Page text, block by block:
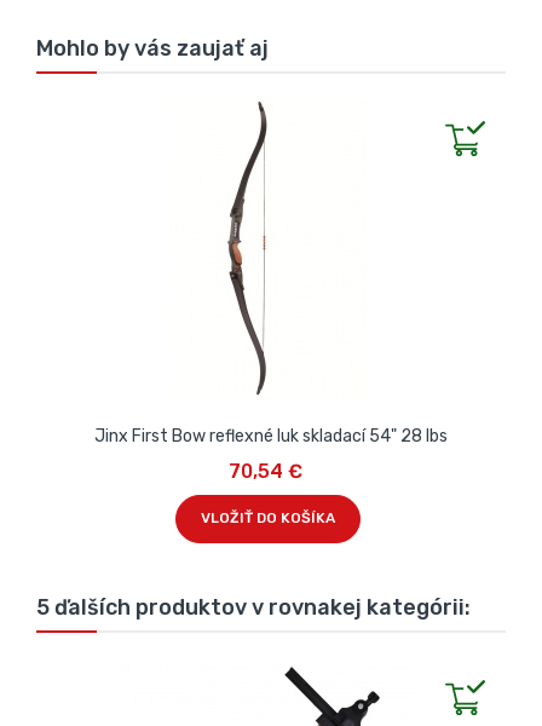
Mohlo by vás zaujať aj
Jinx First Bow reflexné luk skladací 54" 28 lbs
70,54 €
VLOŽIŤ DO KOŠÍKA
5 ďalších produktov v rovnakej kategórii: